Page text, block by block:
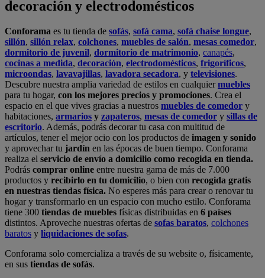
decoración y electrodomésticos
Conforama es tu tienda de sofás, sofá cama, sofá chaise longue,
sillón, sillón relax, colchones, muebles de salón, mesas comedor,
dormitorio de juvenil, dormitorio de matrimonio, canapés,
cocinas a medida, decoración, electrodomésticos, frigoríficos,
microondas, lavavajillas, lavadora secadora, y televisiones.
Descubre nuestra amplia variedad de estilos en cualquiermuebles
para tu hogar, con los mejores precios y promociones. Crea el
espacio en el que vives gracias a nuestros muebles de comedor y
habitaciones, armarios y zapateros, mesas de comedor y sillas de
escritorio. Además, podrás decorar tu casa con multitud de
artículos, tener el mejor ocio con los productos de imagen y sonido
y aprovechar tu jardín en las épocas de buen tiempo. Conforama
realiza el servicio de envío a domicilio como recogida en tienda.
Podrás comprar online entre nuestra gama de más de 7.000
productos y recibirlo en tu domicilio, o bien con recogida gratis
en nuestras tiendas física. No esperes más para crear o renovar tu
hogar y transformarlo en un espacio con mucho estilo. Conforama
tiene 300 tiendas de muebles físicas distribuidas en 6 países
distintos. Aproveche nuestras ofertas de sofas baratos, colchones
baratos y liquidaciones de sofas.
Conforama solo comercializa a través de su website o, físicamente,
en sus tiendas de sofás.